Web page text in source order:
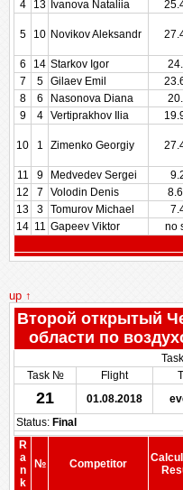
4
13 Ivanova Nataliia
5 10 Novikov Aleksandr
6 14 Starkov Igor
7
5 Gilaev Emil
8
6 Nasonova Diana
9
4 Vertiprakhov Ilia
10 1 Zimenko Georgiy
11 9 Medvedev Sergei
12
7 Volodin Denis
13
3 Tomurov Michael
14 11 Gapeev Viktor no
up ↑
Второй открытый
области по
Task №
Flight
21 01.08.2018
Status: Final
R
a
n
k
№ Competitor